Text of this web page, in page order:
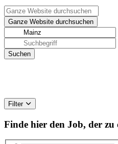
Filter
Finde hier den Job, der zu